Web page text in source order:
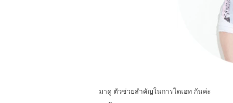
มาดู ตัวช่วยสำคัญในการไดเอท กันค่ะ